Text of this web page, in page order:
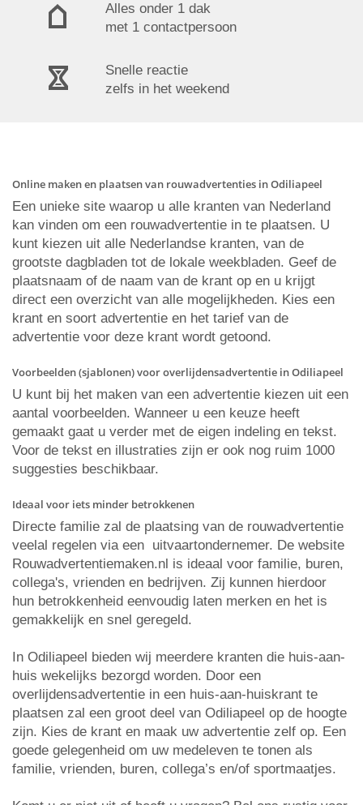
Alles onder 1 dak
met 1 contactpersoon
Snelle reactie
zelfs in het weekend
Online maken en plaatsen van rouwadvertenties in Odiliapeel
Een unieke site waarop u alle kranten van Nederland
kan vinden om een rouwadvertentie in te plaatsen. U
kunt kiezen uit alle Nederlandse kranten, van de
grootste dagbladen tot de lokale weekbladen. Geef de
plaatsnaam of de naam van de krant op en u krijgt
direct een overzicht van alle mogelijkheden. Kies een
krant en soort advertentie en het tarief van de
advertentie voor deze krant wordt getoond.
Voorbeelden (sjablonen) voor overlijdensadvertentie in Odiliapeel
U kunt bij het maken van een advertentie kiezen uit een
aantal voorbeelden. Wanneer u een keuze heeft
gemaakt gaat u verder met de eigen indeling en tekst.
Voor de tekst en illustraties zijn er ook nog ruim 1000
suggesties beschikbaar.
Ideaal voor iets minder betrokkenen
Directe familie zal de plaatsing van de rouwadvertentie
veelal regelen via een uitvaartondernemer. De website
Rouwadvertentiemaken.nl is ideaal voor familie, buren,
collega's, vrienden en bedrijven. Zij kunnen hierdoor
hun betrokkenheid eenvoudig laten merken en het is
gemakkelijk en snel geregeld.
In Odiliapeel bieden wij meerdere kranten die huis-aan-
huis wekelijks bezorgd worden. Door een
overlijdensadvertentie in een huis-aan-huiskrant te
plaatsen zal een groot deel van Odiliapeel op de hoogte
zijn. Kies de krant en maak uw advertentie zelf op. Een
goede gelegenheid om uw medeleven te tonen als
familie, vrienden, buren, collega’s en/of sportmaatjes.